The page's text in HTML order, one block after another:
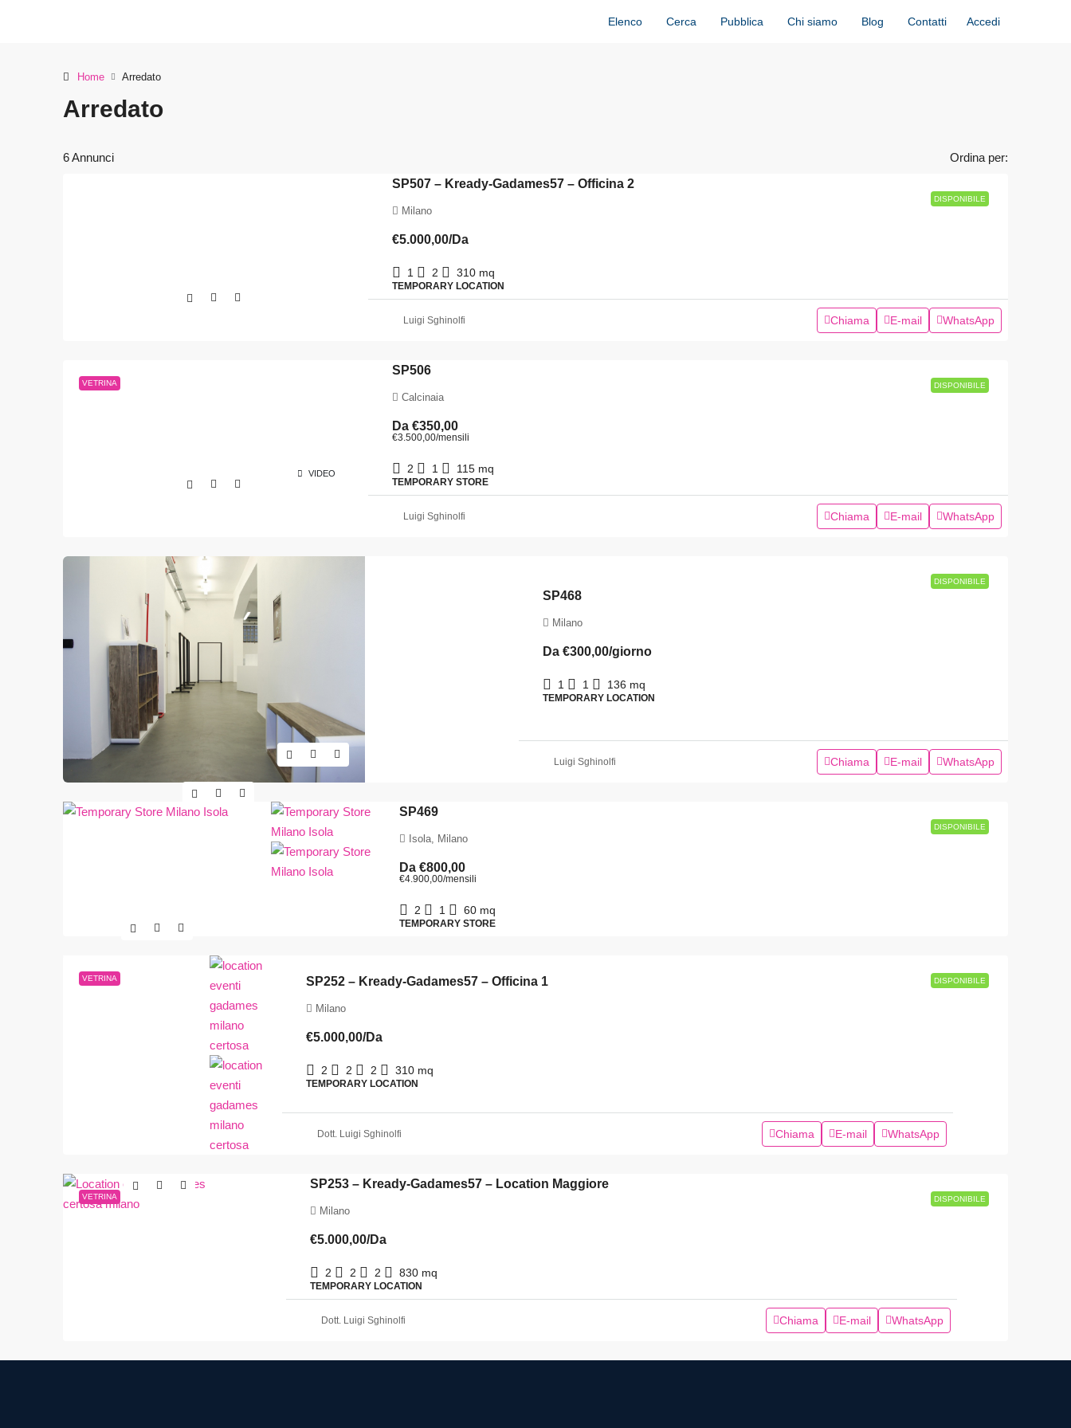
Elenco Cerca Pubblica Chi siamo Blog Contatti Accedi
Home Arredato
Arredato
6 Annunci Ordina per:
DISPONIBILE
SP507 – Kready-Gadames57 – Officina 2
Milano
€5.000,00/Da
1 2 310 mq
TEMPORARY LOCATION
Luigi Sghinolfi Chiama E-mail WhatsApp
VETRINA
VIDEO
DISPONIBILE
SP506
Calcinaia
Da €350,00
€3.500,00/mensili
2 1 115 mq
TEMPORARY STORE
Luigi Sghinolfi Chiama E-mail WhatsApp
DISPONIBILE
SP468
Milano
Da€300,00/giorno
1 1 136 mq
TEMPORARY LOCATION
Luigi Sghinolfi Chiama E-mail WhatsApp
DISPONIBILE
SP469
Isola, Milano
Da €800,00
€4.900,00/mensili
2 1 60 mq
TEMPORARY STORE
VETRINA DISPONIBILE
SP252 – Kready-Gadames57 – Officina 1
Milano
€5.000,00/Da
2 2 2 310 mq
TEMPORARY LOCATION
Dott. Luigi Sghinolfi Chiama E-mail WhatsApp
VETRINA DISPONIBILE
SP253 – Kready-Gadames57 – Location Maggiore
Milano
€5.000,00/Da
2 2 2 830 mq
TEMPORARY LOCATION
Dott. Luigi Sghinolfi Chiama E-mail WhatsApp